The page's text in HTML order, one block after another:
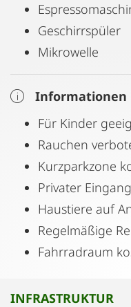
Geschirrspüler
Mikrowelle
Informationen
Für Kinder
Rauchen
Kurzparkzone
Privater Eingang
Haustiere auf
Regelmäßige
Fahrradraum
INFRASTRUKTUR